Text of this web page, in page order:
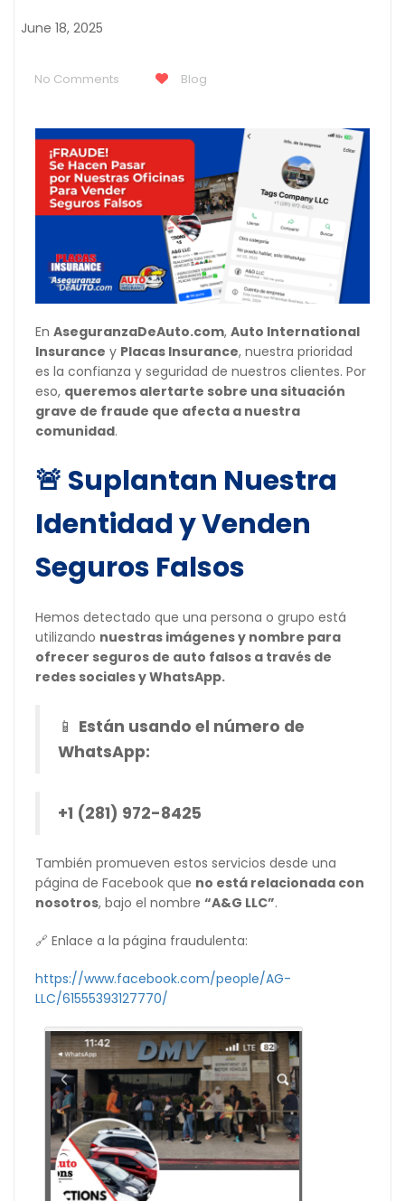
June 18, 2025
No Comments Blog
En AseguranzaDeAuto.com, Auto International
Insurance y Placas Insurance, nuestra prioridad
es la confianza y seguridad de nuestros clientes. Por
eso, queremos alertarte sobre una situación
grave de fraude que afecta a nuestra
comunidad.
🚨 Suplantan Nuestra
Identidad y Venden
Seguros Falsos
Hemos detectado que una persona o grupo está
utilizando nuestras imágenes y nombre para
ofrecer seguros de auto falsos a través de
redes sociales y WhatsApp.
📱 Están usando el número de
WhatsApp:
+1 (281) 972-8425
También promueven estos servicios desde una
página de Facebook que no está relacionada con
nosotros, bajo el nombre “A&G LLC”.
🔗 Enlace a la página fraudulenta:
https://www.facebook.com/people/AG-
LLC/61555393127770/